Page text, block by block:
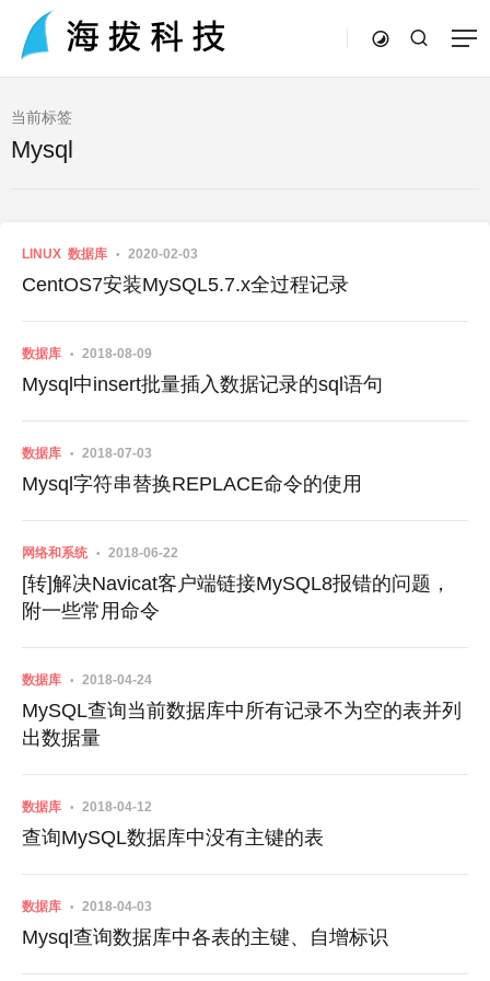
当前标签
Mysql
LINUX 数据库 2020-02-03
CentOS7安装MySQL5.7.x全过程记录
数据库 2018-08-09
Mysql中insert批量插入数据记录的sql语句
数据库 2018-07-03
Mysql字符串替换REPLACE命令的使用
网络和系统 2018-06-22
[转]解决Navicat客户端链接MySQL8报错的问题，
附一些常用命令
数据库 2018-04-24
MySQL查询当前数据库中所有记录不为空的表并列
出数据量
数据库 2018-04-12
查询MySQL数据库中没有主键的表
数据库 2018-04-03
Mysql查询数据库中各表的主键、自增标识